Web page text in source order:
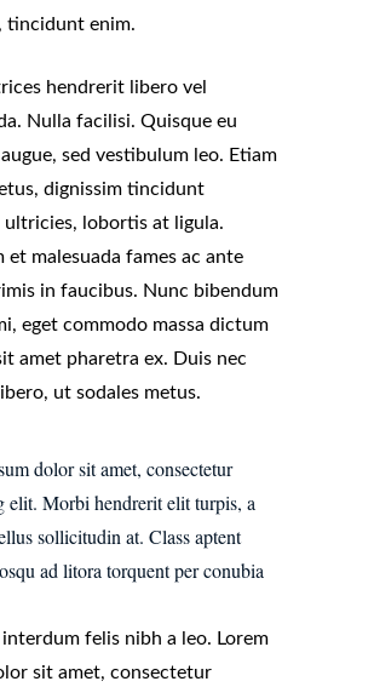
tincidunt enim.
hendrerit libero vel
Nulla facilisi. Quisque eu
sed vestibulum leo. Etiam
dignissim tincidunt
ultricies, lobortis at ligula.
et malesuada fames ac ante
in faucibus. Nunc bibendum
eget commodo massa dictum
amet pharetra ex. Duis nec
ut sodales metus.
dolor sit amet, consectetur
elit. Morbi hendrerit elit turpis, a
sollicitudin at. Class aptent
ad litora torquent per conubia
felis nibh a leo. Lorem
sit amet, consectetur